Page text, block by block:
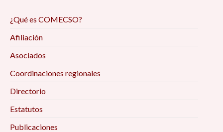
¿Qué es COMECSO?
Afiliación
Asociados
Coordinaciones regionales
Directorio
Estatutos
Publicaciones